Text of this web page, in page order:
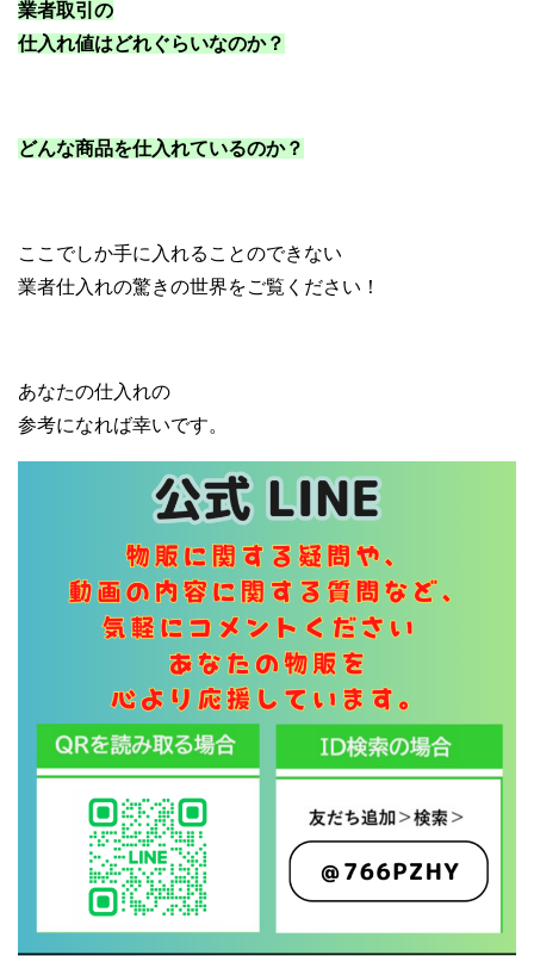
業者取引の
仕入れ値はどれぐらいなのか？
どんな商品を仕入れているのか？
ここでしか手に入れることのできない
業者仕入れの驚きの世界をご覧ください！
あなたの仕入れの
参考になれば幸いです。